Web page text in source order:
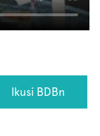
Ikusi BDBn